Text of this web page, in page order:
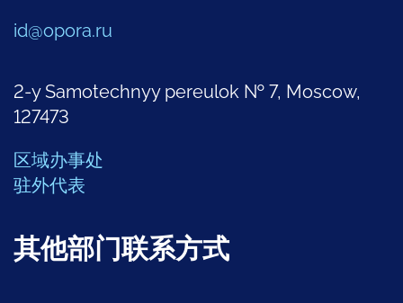
id@opora.ru
2-y Samotechnyy pereulok № 7, Moscow,
127473
区域办事处
驻外代表
其他部门联系方式